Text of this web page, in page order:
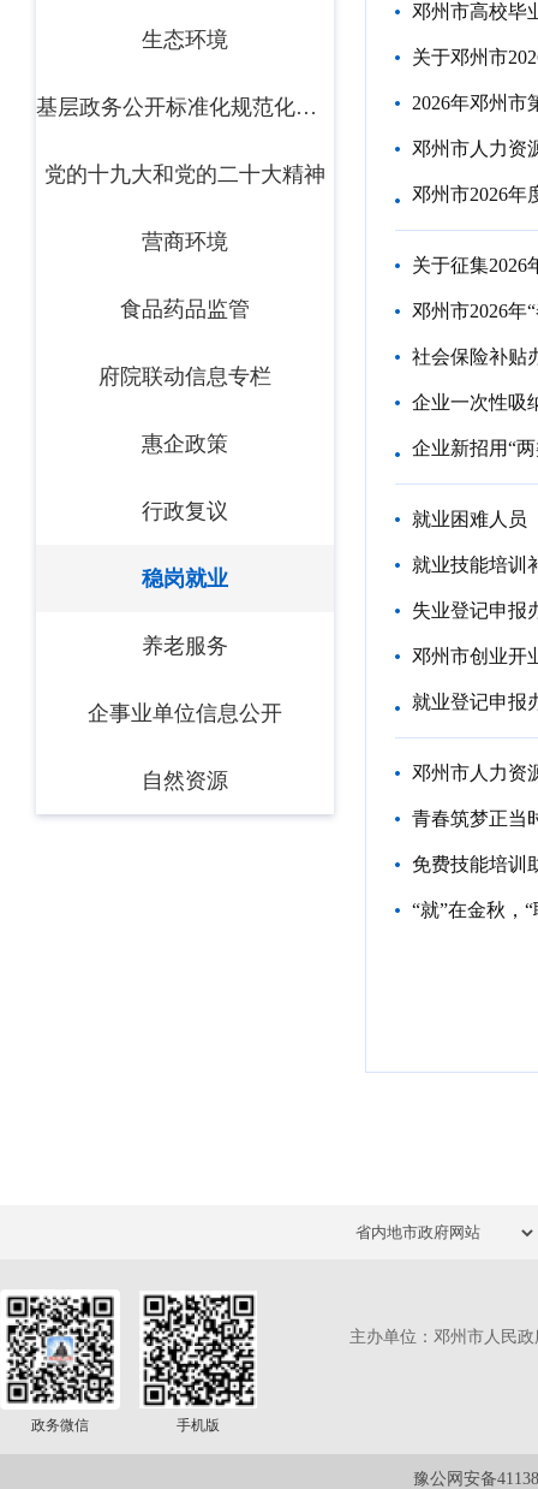
生态环境
基层政务公开标准化规范化专题
党的十九大和党的二十大精神
营商环境
食品药品监管
府院联动信息专栏
惠企政策
行政复议
稳岗就业
养老服务
企事业单位信息公开
自然资源
邓州市高校毕
关于邓州市
2026年邓州市
邓州市人力资
邓州市2026年
关于征集2026
邓州市2026年
社会保险补贴
企业一次性吸
企业新招用“
就业困难人员
就业技能培训
失业登记申报
邓州市创业开
就业登记申报
邓州市人力资
免费技能培训
“就”在金秋，
政务微信 手机版
主办单位：邓州市人民
豫公网安备